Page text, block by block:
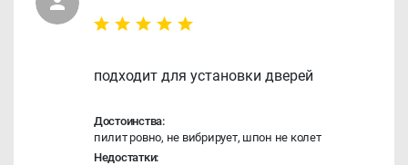
подходит для установки дверей
Достоинства:
пилит ровно, не вибрирует, шпон не колет
Недостатки: